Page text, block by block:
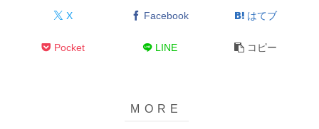
X Facebook はてブ
Pocket LINE コピー